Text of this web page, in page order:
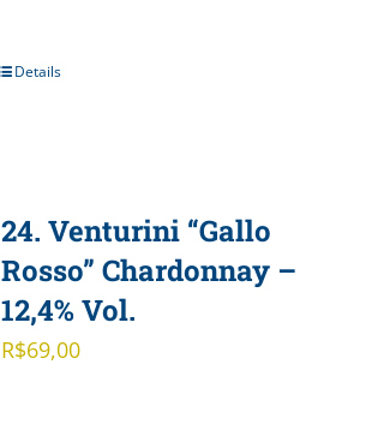
Details
24. Venturini “Gallo
Rosso” Chardonnay –
12,4% Vol.
R$69,00